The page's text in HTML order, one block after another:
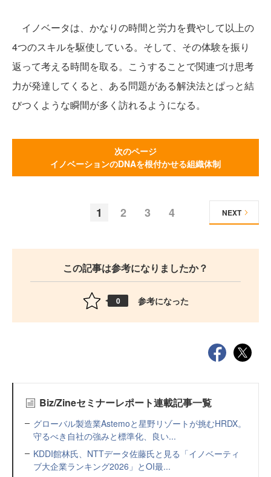
イノベータは、かなりの時間と労力を費やして以上の
4つのスキルを駆使している。そして、その体験を振り
返って考える時間を取る。こうすることで関連づけ思考
力が発達してくると、ある問題がある解決法とぱっと結
びつくような瞬間が多く訪れるようになる。
次のページ
イノベーションのDNAを根付かせる組織体制
1 2 3 4 NEXT
この記事は参考になりましたか？
0 参考になった
Biz/Zineセミナーレポート連載記事一覧
グローバル製造業Astemoと星野リゾートが挑むHRDX。
守るべき自社の強みと標準化、良い...
KDDI館林氏、NTTデータ佐藤氏と見る「イノベーティ
ブ大企業ランキング2026」とOI最...